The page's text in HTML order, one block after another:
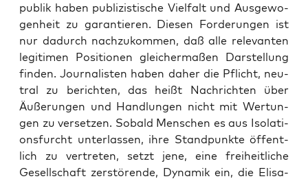
pu­blik haben publi­zis­ti­sche Viel­falt und Aus­ge­wo­
gen­heit zu garan­tie­ren. Die­sen For­de­run­gen ist
nur dadurch nach­zu­kom­men, daß alle rele­van­ten
legi­ti­men Posi­tio­nen glei­cher­ma­ßen Dar­stel­lung
fin­den. Jour­na­lis­ten haben daher die Pflicht, neu­
tral zu berich­ten, das heißt Nach­rich­ten über
Äuße­run­gen und Hand­lun­gen nicht mit Wer­tun­
gen zu ver­set­zen. Sobald Men­schen es aus Iso­la­ti­
ons­furcht unter­las­sen, ihre Stand­punk­te öffent­
lich zu ver­tre­ten, setzt jene, eine frei­heit­li­che
Gesell­schaft zer­stö­ren­de, Dyna­mik ein, die Eli­sa­